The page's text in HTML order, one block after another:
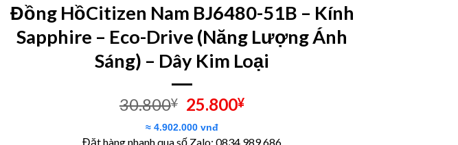
Đồng HồCitizen Nam BJ6480-51B – Kính
Sapphire – Eco-Drive (Năng Lượng Ánh
Sáng) – Dây Kim Loại
30.800¥ Giá
gốc
là:
25.800¥Giá
tại
≈ 4.902.000 vnđ
Đặt hàng nhanh qua số Zalo: 0834 989 686